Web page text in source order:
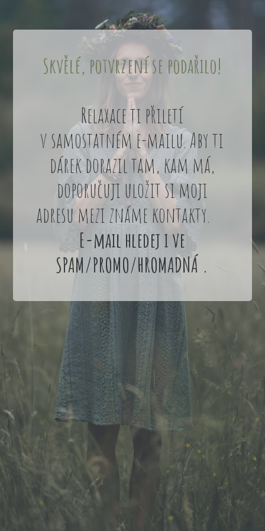
Skvělé, potvrzení se podařilo!
Relaxace ti přiletí
v samostatném e-mailu. Aby ti
dárek dorazil tam, kam má,
doporučuji uložit si moji
adresu mezi známe kontakty.
E-mail hledej i ve
SPAM/PROMO/HROMADNÁ .